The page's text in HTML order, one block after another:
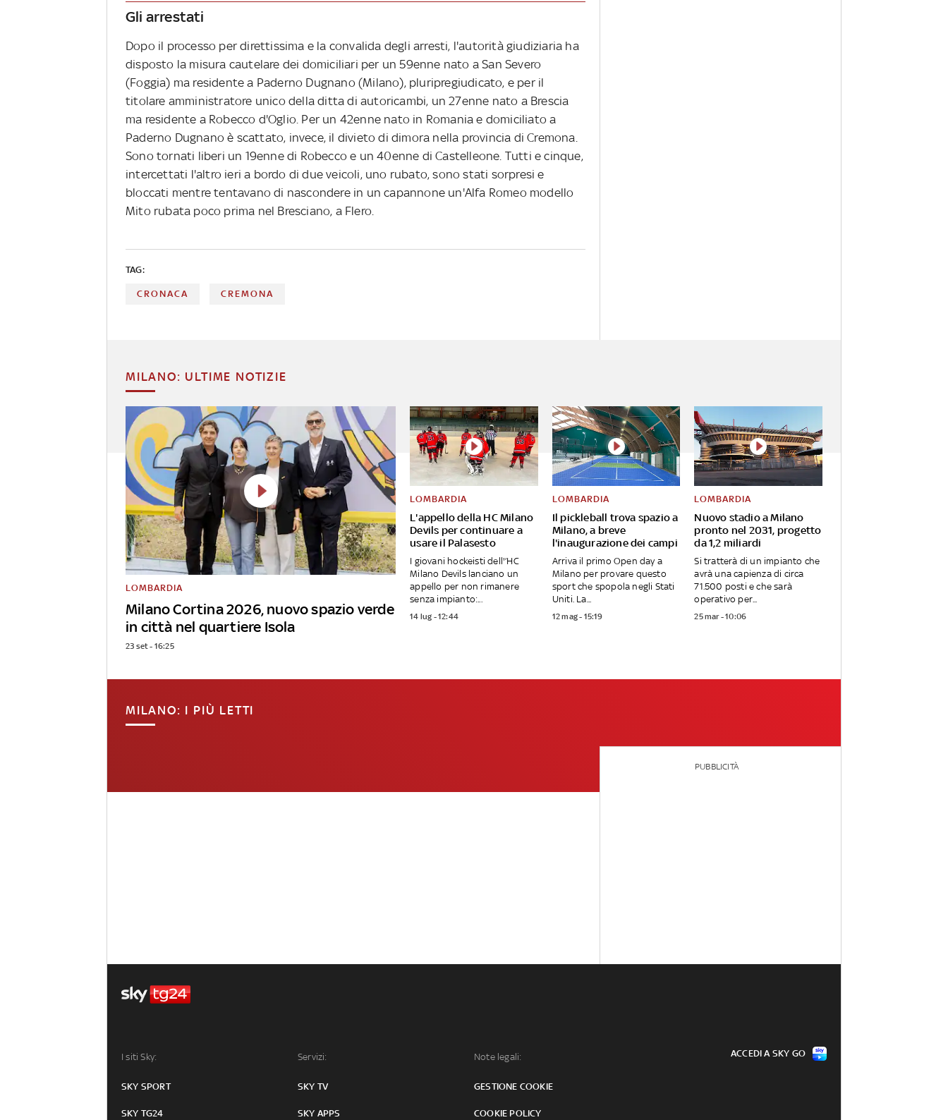
Gli arrestati
Dopo il processo per direttissima e la convalida degli arresti, l'autorità giudiziaria ha
disposto la misura cautelare dei domiciliari per un 59enne nato a San Severo
(Foggia) ma residente a Paderno Dugnano (Milano), pluripregiudicato, e per il
titolare amministratore unico della ditta di autoricambi, un 27enne nato a Brescia
ma residente a Robecco d'Oglio. Per un 42enne nato in Romania e domiciliato a
Paderno Dugnano è scattato, invece, il divieto di dimora nella provincia di Cremona.
Sono tornati liberi un 19enne di Robecco e un 40enne di Castelleone. Tutti e cinque,
intercettati l'altro ieri a bordo di due veicoli, uno rubato, sono stati sorpresi e
bloccati mentre tentavano di nascondere in un capannone un'Alfa Romeo modello
Mito rubata poco prima nel Bresciano, a Flero.
TAG:
CRONACA CREMONA
MILANO: ULTIME NOTIZIE
Milano Cortina 2026, nuovo spazio verde
in città nel quartiere Isola
LOMBARDIA
23 set - 16:25
L'appello della HC Milano
Devils per continuare a
usare il Palasesto
LOMBARDIA
I giovani hockeisti dell'’HC
Milano Devils lanciano un
appello per non rimanere
senza impianto:...
14 lug - 12:44
Il pickleball trova spazio a
Milano, a breve
l'inaugurazione dei campi
LOMBARDIA
Arriva il primo Open day a
Milano per provare questo
sport che spopola negli Stati
Uniti. La...
12 mag - 15:19
Nuovo stadio a Milano
pronto nel 2031, progetto
da 1,2 miliardi
LOMBARDIA
Si tratterà di un impianto che
avrà una capienza di circa
71.500 posti e che sarà
operativo per...
25 mar - 10:06
MILANO: I PIÙ LETTI
PUBBLICITÀ
I siti Sky:
SKY SPORT
SKY TG24
Servizi:
SKY TV
SKY APPS
Note legali:
GESTIONE COOKIE
COOKIE POLICY
ACCEDI A SKY GO